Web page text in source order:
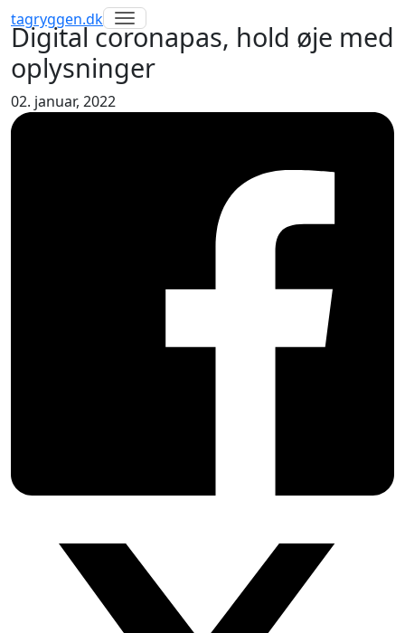
tagryggen.dk Toggle navigation
Digital coronapas, hold øje med
oplysninger
02. januar, 2022